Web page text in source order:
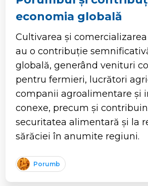
economia globală
Cultivarea și
au o contribuție
globală, generând venituri
pentru fermieri, lucrători
companii agroalimentare și
conexe, precum și
securitatea alimentară și la
sărăciei în anumite regiuni.
Porumb